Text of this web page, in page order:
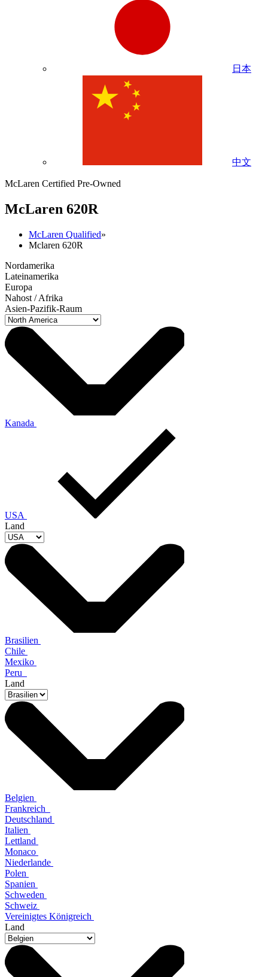
日本
中文
McLaren Certified Pre-Owned
McLaren 620R
McLaren Qualified»
Mclaren 620R
Nordamerika
Lateinamerika
Europa
Nahost / Afrika
Asien-Pazifik-Raum
Kanada
USA
Land
Brasilien
Chile
Mexiko
Peru
Land
Belgien
Frankreich
Deutschland
Italien
Lettland
Monaco
Niederlande
Polen
Spanien
Schweden
Schweiz
Vereinigtes Königreich
Land